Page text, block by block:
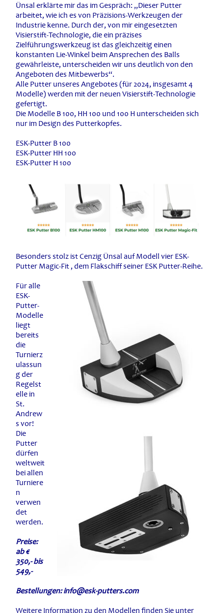
Ünsal erklärte mir das im Gespräch: „Dieser Putter
arbeitet, wie ich es von Präzisions-Werkzeugen der
Industrie kenne. Durch der, von mir eingesetzten
Visierstift-Technologie, die ein präzises
Zielführungswerkzeug ist das gleichzeitig einen
konstanten Lie-Winkel beim Ansprechen des Balls
gewährleiste, unterscheiden wir uns deutlich von den
Angeboten des Mitbewerbs“.
Alle Putter unseres Angebotes (für 2024, insgesamt 4
Modelle) werden mit der neuen Visierstift-Technologie
gefertigt.
Die Modelle B 100, HH 100 und 100 H unterscheiden sich
nur im Design des Putterkopfes.
ESK-Putter B 100
ESK-Putter HH 100
ESK-Putter H 100
Besonders stolz ist Cenzig Ünsal auf Modell vier ESK-
Putter Magic-Fit , dem Flakschiff seiner ESK Putter-Reihe.
Für alle
ESK-
Putter-
Modelle
liegt
bereits
die
Turnierz
ulassun
g der
Regelst
elle in
St.
Andrew
s vor!
Die
Putter
dürfen
weltweit
bei allen
Turniere
n
verwen
det
werden.
Preise:
ab €
350,- bis
549,-
Bestellungen: info@esk-putters.com
Weitere Information zu den Modellen finden Sie unter